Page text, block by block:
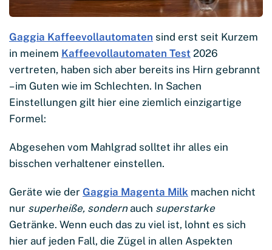
Gaggia Kaffeevollautomaten sind erst seit Kurzem
in meinem Kaffeevollautomaten Test 2026
vertreten, haben sich aber bereits ins Hirn gebrannt
– im Guten wie im Schlechten. In Sachen
Einstellungen gilt hier eine ziemlich einzigartige
Formel:
Abgesehen vom Mahlgrad solltet ihr alles ein
bisschen verhaltener einstellen.
Geräte wie der Gaggia Magenta Milk machen nicht
nur superheiße, sondernauch superstarke
Getränke. Wenn euch das zu viel ist, lohnt es sich
hier auf jeden Fall, die Zügel in allen Aspekten